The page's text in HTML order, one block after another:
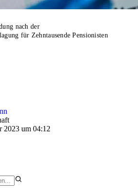
nach der
für Zehntausende Pensionisten
2023 um 04:12